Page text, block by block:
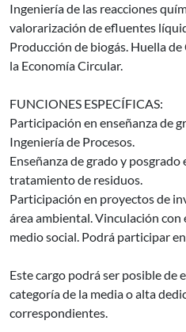
Ingeniería de las reacciones
valorarización de efluentes
Producción de biogás. Huella
la Economía Circular.
FUNCIONES ESPECÍFICAS:
Participación en enseñanza de
Ingeniería de Procesos.
Enseñanza de grado y posgrado
tratamiento de residuos.
Participación en proyectos de
área ambiental. Vinculación
medio social. Podrá participar
Este cargo podrá ser posible de
categoría de la media o alta
correspondientes.